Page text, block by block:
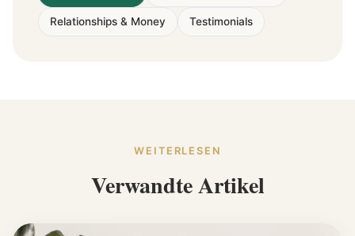
Relationships & Money Testimonials
WEITERLESEN
Verwandte Artikel